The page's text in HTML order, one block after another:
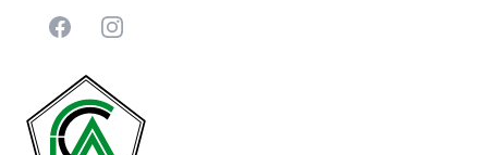
FacebookInstagram